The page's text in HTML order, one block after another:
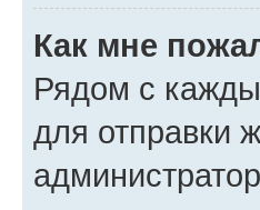
Как мне
Рядом с
для отправки